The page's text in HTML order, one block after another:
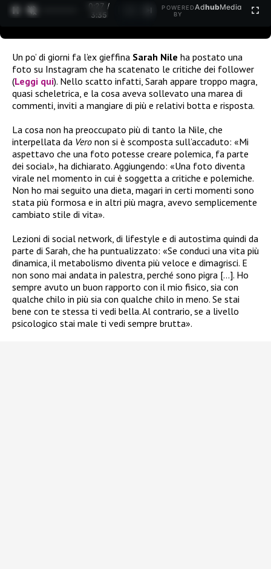
0:27 /
3:35
POWERED
BY
AdhubMedia
Un po’ di giorni fa l’ex gieffina Sarah Nile ha postato una
foto su Instagram che ha scatenato le critiche dei follower
(Leggi qui). Nello scatto infatti, Sarah appare troppo magra,
quasi scheletrica, e la cosa aveva sollevato una marea di
commenti, inviti a mangiare di più e relativi botta e risposta.
La cosa non ha preoccupato più di tanto la Nile, che
interpellata da Vero non si è scomposta sull’accaduto: «Mi
aspettavo che una foto potesse creare polemica, fa parte
dei social», ha dichiarato. Aggiungendo: «Una foto diventa
virale nel momento in cui è soggetta a critiche e polemiche.
Non ho mai seguito una dieta, magari in certi momenti sono
stata più formosa e in altri più magra, avevo semplicemente
cambiato stile di vita».
Lezioni di social network, di lifestyle e di autostima quindi da
parte di Sarah, che ha puntualizzato: «Se conduci una vita più
dinamica, il metabolismo diventa più veloce e dimagrisci. E
non sono mai andata in palestra, perché sono pigra […]. Ho
sempre avuto un buon rapporto con il mio fisico, sia con
qualche chilo in più sia con qualche chilo in meno. Se stai
bene con te stessa ti vedi bella. Al contrario, se a livello
psicologico stai male ti vedi sempre brutta».